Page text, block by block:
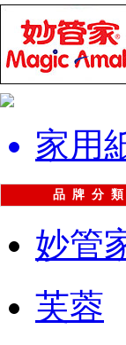
家用
品 牌 分 類
妙管
芙蓉